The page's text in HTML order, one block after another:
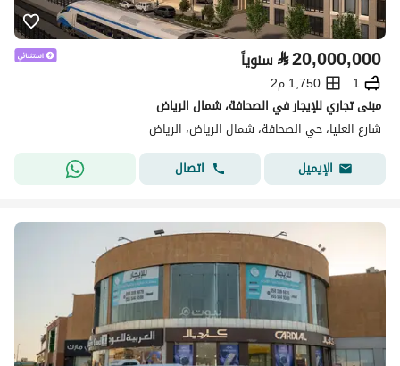
⃁20,000,000 سنوياً
1
1,750 م2
مبنى تجاري للإيجار في الصحافة، شمال الرياض
شارع العليا، حي الصحافة، شمال الرياض، الرياض
الإيميل
اتصال